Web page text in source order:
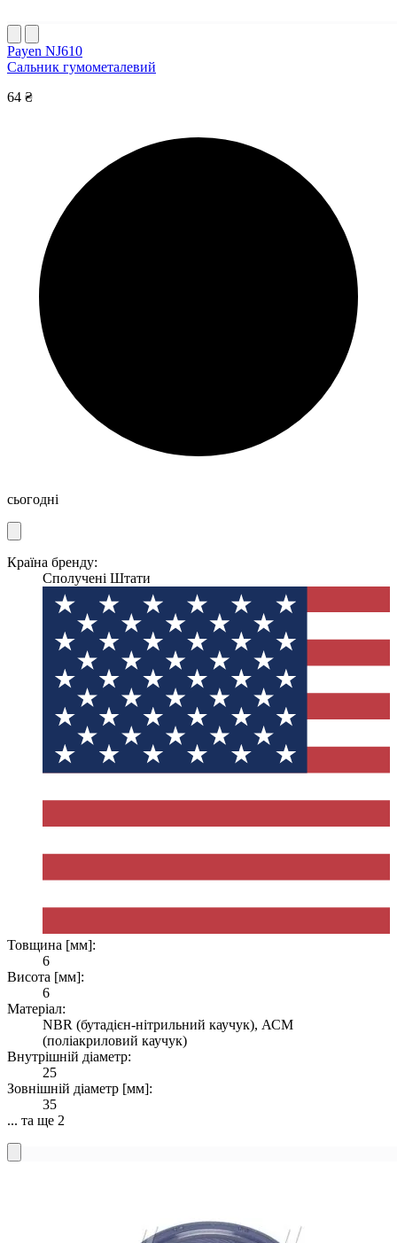
Payen NJ610
Сальник гумометалевий
64 ₴
сьогодні
Країна бренду:
Сполучені Штати
Товщина [мм]:
6
Висота [мм]:
6
Матеріал:
NBR (бутадієн-нітрильний каучук), АСМ
(поліакриловий каучук)
Внутрішній діаметр:
25
Зовнішній діаметр [мм]:
35
... та ще 2